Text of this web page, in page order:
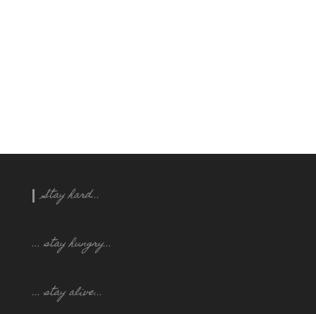
Stay hard...
... stay hungry...
... stay alive...